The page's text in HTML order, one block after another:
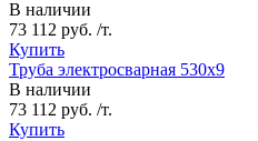
В наличии
73 112 руб. /т.
Купить
Труба электросварная 530х9
В наличии
73 112 руб. /т.
Купить